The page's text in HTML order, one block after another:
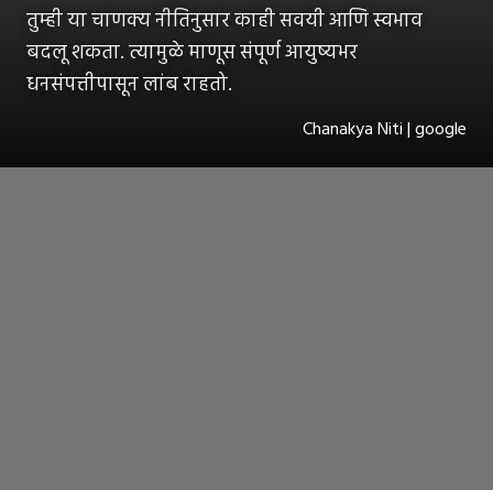
तुम्ही या चाणक्य नीतिनुसार काही सवयी आणि स्वभाव
बदलू शकता. त्यामुळे माणूस संपूर्ण आयुष्यभर
धनसंपत्तीपासून लांब राहतो.
Chanakya Niti | google